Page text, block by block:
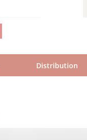
Distribution